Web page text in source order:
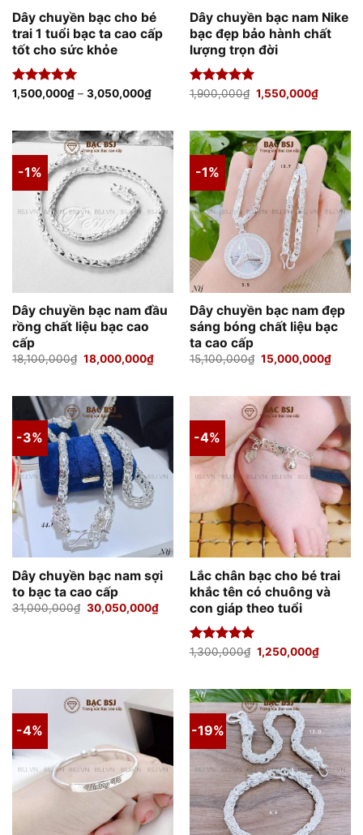
Dây chuyền bạc cho bé
trai 1 tuổi bạc ta cao cấp
tốt cho sức khỏe
Được xếp
1,500,000₫– 3,050,000₫
Dây chuyền bạc nam Nike
bạc đẹp bảo hành chất
lượng trọn đời
Được xếp
1,900,000₫ Giá
gốc
1,550,000₫Giá
hiện
-1%
Dây chuyền bạc nam đầu
rồng chất liệu bạc cao
cấp
18,100,000₫ Giá
gốc
18,000,000₫Giá
hiện
18,000,000₫.
-1%
Dây chuyền bạc nam đẹp
sáng bóng chất liệu bạc
ta cao cấp
15,100,000₫ Giá
gốc
15,000,000₫Giá
hiện
-3%
Dây chuyền bạc nam sợi
to bạc ta cao cấp
31,000,000₫ Giá
gốc
30,050,000₫Giá
hiện
30,050,000₫.
-4%
Lắc chân bạc cho bé trai
khắc tên có chuông và
con giáp theo tuổi
Được xếp
1,300,000₫ Giá
gốc
1,250,000₫Giá
hiện
-4% -19%